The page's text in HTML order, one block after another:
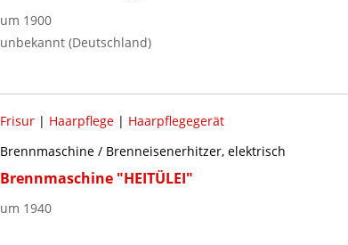
um 1900
unbekannt (Deutschland)
Frisur| Haarpflege| Haarpflegegerät
Brennmaschine / Brenneisenerhitzer, elektrisch
Brennmaschine "HEITÜLEI"
um 1940